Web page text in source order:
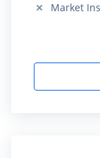
NichtMarket